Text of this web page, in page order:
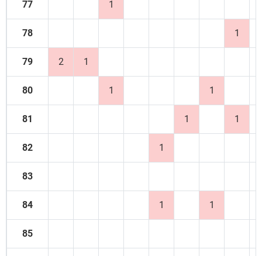
77 1
78 1
79 2 1
80 1 1
81 1 1
82 1
83
84 1 1
85